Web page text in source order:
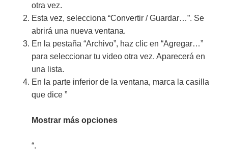
otra vez.
Esta vez, selecciona “Convertir / Guardar…”. Se
abrirá una nueva ventana.
En la pestaña “Archivo”, haz clic en “Agregar…”
para seleccionar tu video otra vez. Aparecerá en
una lista.
En la parte inferior de la ventana, marca la casilla
que dice ”
Mostrar más opciones
“.